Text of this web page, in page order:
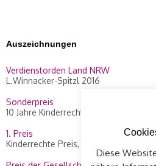
Auszeichnungen
Verdienstorden Land NRW
L.Winnacker-Spitzl 2016
Sonderpreis
10 Jahre Kinderrechte Preis, WDR 2014
1. Preis
Kinderrechte Preis, WDR 2010
Diese